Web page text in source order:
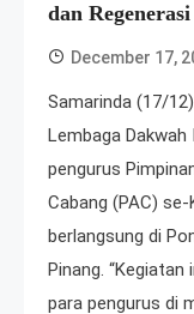
dan Regenerasi
December 17,
Samarinda (17/
Lembaga
pengurus
Cabang (PAC)
berlangsung di
Pinang.
para pengurus di